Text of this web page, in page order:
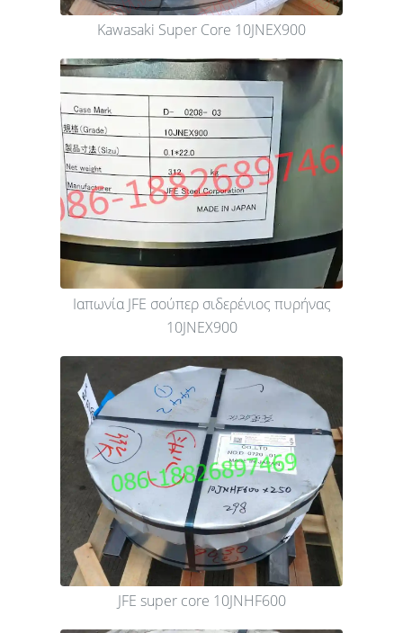
Kawasaki Super Core 10JNEX900
Ιαπωνία JFE σούπερ σιδερένιος πυρήνας
10JNEX900
JFE super core 10JNHF600